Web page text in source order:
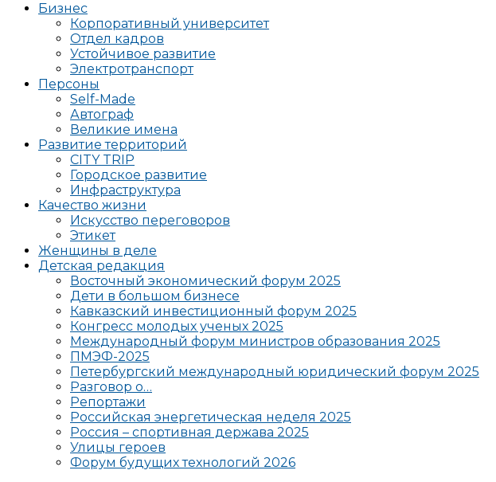
Бизнес
Корпоративный университет
Отдел кадров
Устойчивое развитие
Электротранспорт
Персоны
Self-Made
Автограф
Великие имена
Развитие территорий
CITY TRIP
Городское развитие
Инфраструктура
Качество жизни
Искусство переговоров
Этикет
Женщины в деле
Детская редакция
Восточный экономический форум 2025
Дети в большом бизнесе
Кавказский инвестиционный форум 2025
Конгресс молодых ученых 2025
Международный форум министров образования 2025
ПМЭФ-2025
Петербургский международный юридический форум 2025
Разговор о…
Репортажи
Российская энергетическая неделя 2025
Россия – спортивная держава 2025
Улицы героев
Форум будущих технологий 2026